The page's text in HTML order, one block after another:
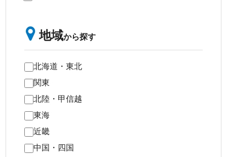
地域から探す
北海道・東北
関東
北陸・甲信越
東海
近畿
中国・四国